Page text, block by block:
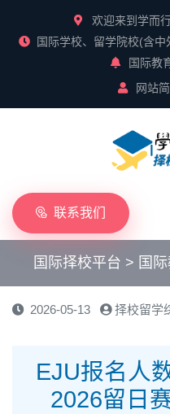
欢迎来到学而
国际学校、留学院校(含
国际教
网站
联系我们
国际择校平台 > 国
2026-05-13 择校留学
EJU报名人
2026留日